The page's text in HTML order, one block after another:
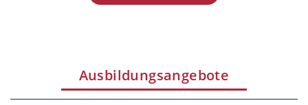
Ausbildungsangebote